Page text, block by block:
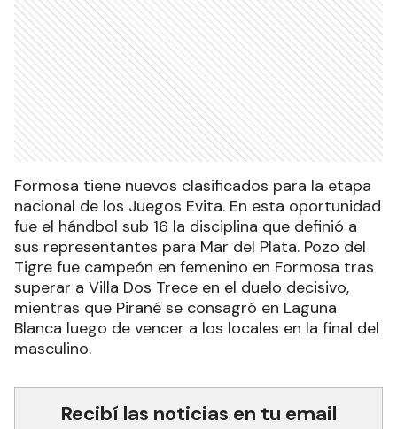
Formosa tiene nuevos clasificados para la etapa
nacional de los Juegos Evita. En esta oportunidad
fue el hándbol sub 16 la disciplina que definió a
sus representantes para Mar del Plata. Pozo del
Tigre fue campeón en femenino en Formosa tras
superar a Villa Dos Trece en el duelo decisivo,
mientras que Pirané se consagró en Laguna
Blanca luego de vencer a los locales en la final del
masculino.
Recibí las noticias en tu email